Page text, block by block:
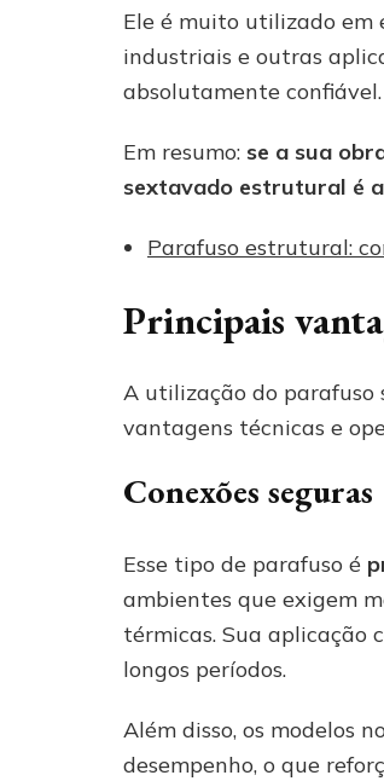
Ele é muito utilizado em
industriais e outras
absolutamente confiável.
Em resumo: se a sua
sextavado estrutural é
Parafuso estrutural:
Principais
A utilização do parafuso
vantagens técnicas e
Conexões seguras
Esse tipo de parafuso é
ambientes que exigem
térmicas. Sua aplicação
longos períodos.
Além disso, os modelos
desempenho, o que